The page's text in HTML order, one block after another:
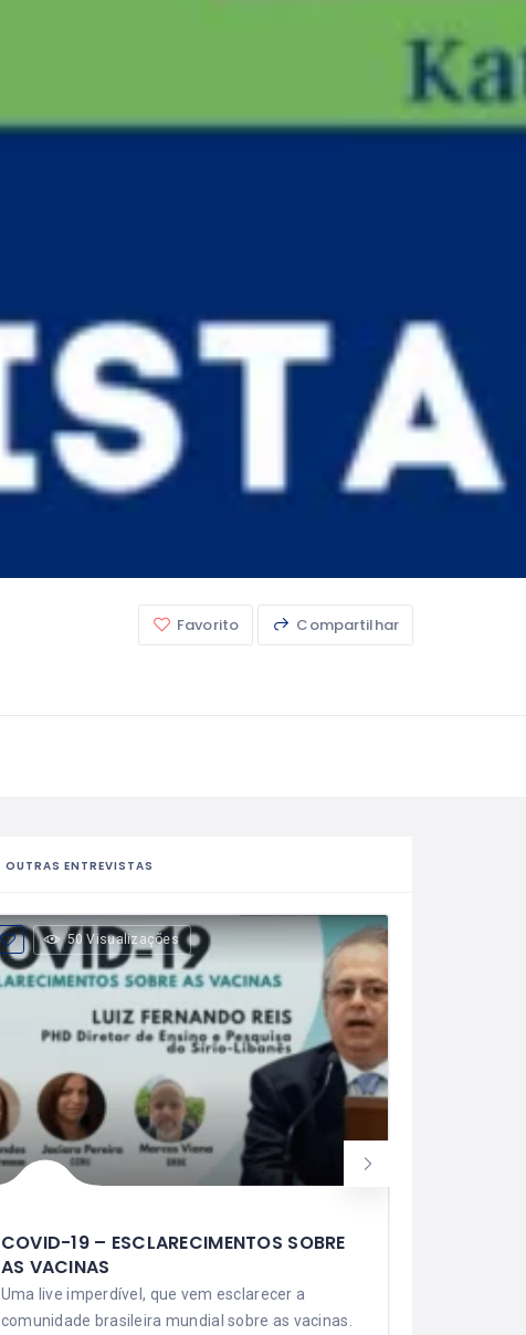
Favorito Compartilhar
OUTRAS ENTREVISTAS
50 Visualizações
COVID-19 – ESCLARECIMENTOS SOBRE
AS VACINAS
Uma live imperdível, que vem esclarecer a
comunidade brasileira mundial sobre as vacinas.